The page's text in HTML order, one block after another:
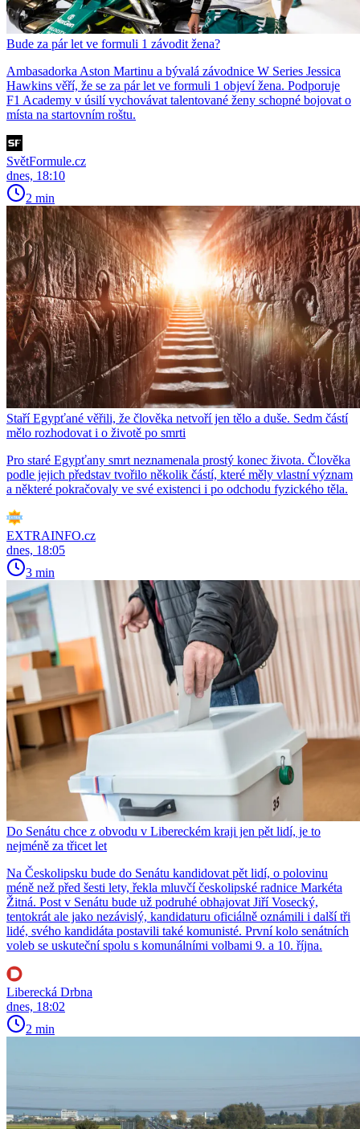
Bude za pár let ve formuli 1 závodit žena?
Ambasadorka Aston Martinu a bývalá závodnice W Series Jessica
Hawkins věří, že se za pár let ve formuli 1 objeví žena. Podporuje
F1 Academy v úsilí vychovávat talentované ženy schopné bojovat o
místa na startovním roštu.
SvětFormule.cz
dnes, 18:10
2 min
Staří Egypťané věřili, že člověka netvoří jen tělo a duše. Sedm částí
mělo rozhodovat i o životě po smrti
Pro staré Egypťany smrt neznamenala prostý konec života. Člověka
podle jejich představ tvořilo několik částí, které měly vlastní význam
a některé pokračovaly ve své existenci i po odchodu fyzického těla.
EXTRAINFO.cz
dnes, 18:05
3 min
Do Senátu chce z obvodu v Libereckém kraji jen pět lidí, je to
nejméně za třicet let
Na Českolipsku bude do Senátu kandidovat pět lidí, o polovinu
méně než před šesti lety, řekla mluvčí českolipské radnice Markéta
Žitná. Post v Senátu bude už podruhé obhajovat Jiří Vosecký,
tentokrát ale jako nezávislý, kandidaturu oficiálně oznámili i další tři
lidé, svého kandidáta postavili také komunisté. První kolo senátních
voleb se uskuteční spolu s komunálními volbami 9. a 10. října.
Liberecká Drbna
dnes, 18:02
2 min